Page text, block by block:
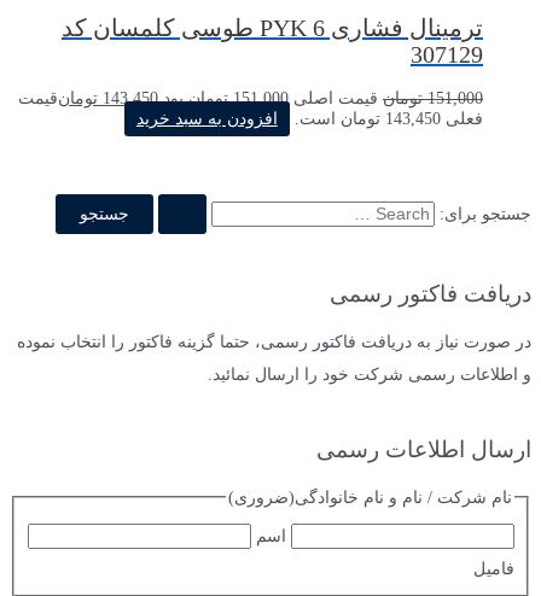
جستجو برای:
دریافت فاکتور رسمی
در صورت نیاز به دریافت فاکتور رسمی، حتما گزینه فاکتور را انتخاب نموده
و اطلاعات رسمی شرکت خود را ارسال نمائید.
ارسال اطلاعات رسمی
نام شرکت / نام و نام خانوادگی(ضروری)
اسم
فامیل
ترمینال فشاری PYK 6 طوسی کلمسان کد
307129
151,000 تومان قیمت اصلی 151,000 تومان بود. 143,450 تومانقیمت
فعلی 143,450 تومان است.
افزودن به سبد خرید